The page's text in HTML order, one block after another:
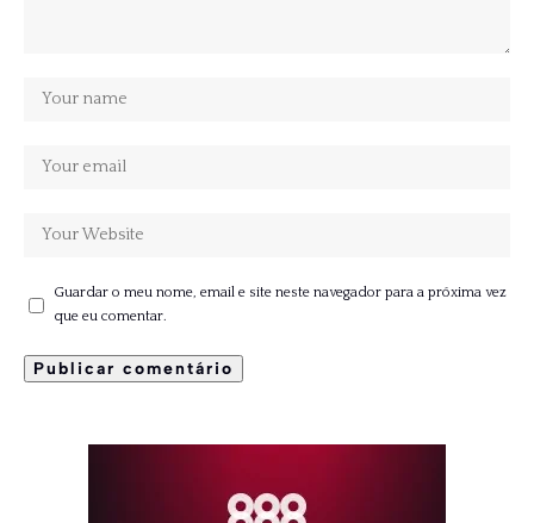
Guardar o meu nome, email e site neste navegador para a próxima vez
que eu comentar.